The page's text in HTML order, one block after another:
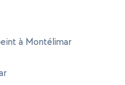
à Montélimar